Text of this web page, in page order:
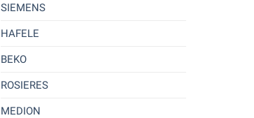
SIEMENS
HAFELE
BEKO
ROSIERES
MEDION